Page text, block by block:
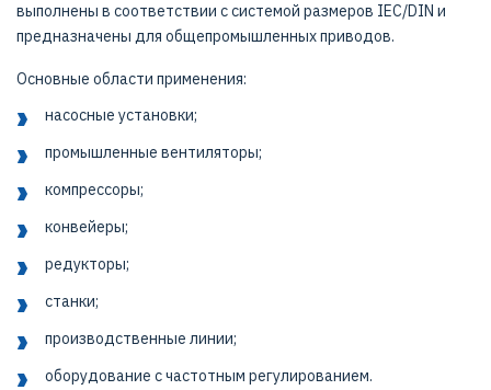
выполнены в соответствии с системой размеров IEC/DIN и
предназначены для общепромышленных приводов.
Основные области применения:
насосные установки;
промышленные вентиляторы;
компрессоры;
конвейеры;
редукторы;
станки;
производственные линии;
оборудование с частотным регулированием.